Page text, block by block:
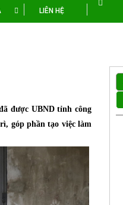
LIÊN HỆ
được UBND tỉnh công
góp phần tạo việc làm